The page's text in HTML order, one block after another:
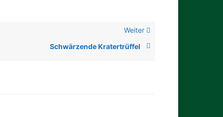
Weiter
Schwärzende Kratertrüffel